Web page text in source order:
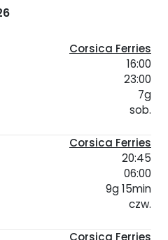
Corsica Ferries
16:00
23:00
7g
sob.
Corsica Ferries
20:45
06:00
9g 15min
czw.